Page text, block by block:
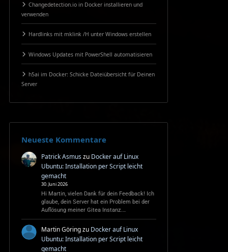
Changedetection.io in Docker installieren und
verwenden
Hardlinks mit mklink /H unter Windows erstellen
Windows Updates mit PowerShell automatisieren
h5ai im Docker: Schicke Dateiübersicht für Deinen
Server
Neueste Kommentare
Patrick Asmuszu Docker auf Linux
Ubuntu: Installation per Script leicht
gemacht
30. Juni 2026
Hi Martin, vielen Dank für dein Feedback! Ich
glaube, dein Server hat ein Problem bei der
Auflösung meiner Gitea Instanz.…
Martin Göringzu Docker auf Linux
Ubuntu: Installation per Script leicht
gemacht